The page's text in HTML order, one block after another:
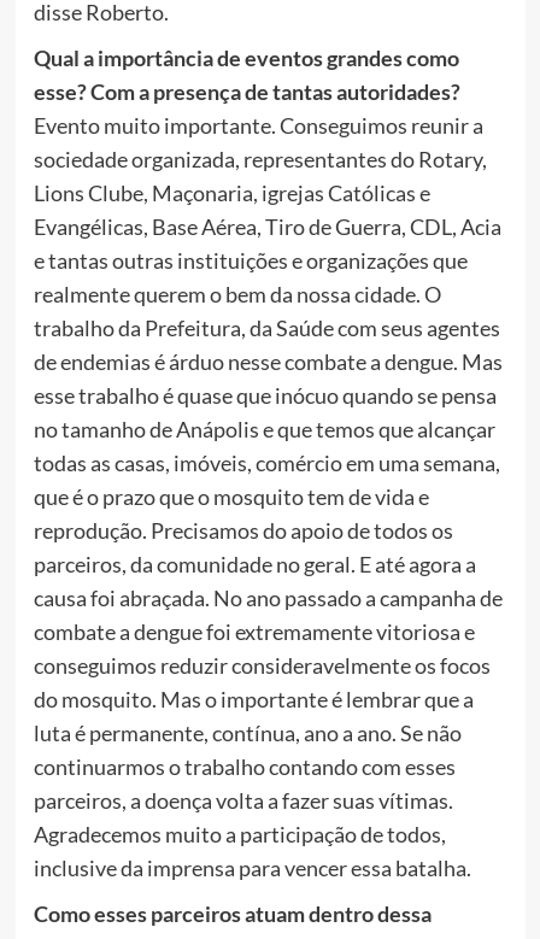
disse Roberto.
Qual a importância de eventos grandes como
esse? Com a presença de tantas autoridades?
Evento muito importante. Conseguimos reunir a
sociedade organizada, representantes do Rotary,
Lions Clube, Maçonaria, igrejas Católicas e
Evangélicas, Base Aérea, Tiro de Guerra, CDL, Acia
e tantas outras instituições e organizações que
realmente querem o bem da nossa cidade. O
trabalho da Prefeitura, da Saúde com seus agentes
de endemias é árduo nesse combate a dengue. Mas
esse trabalho é quase que inócuo quando se pensa
no tamanho de Anápolis e que temos que alcançar
todas as casas, imóveis, comércio em uma semana,
que é o prazo que o mosquito tem de vida e
reprodução. Precisamos do apoio de todos os
parceiros, da comunidade no geral. E até agora a
causa foi abraçada. No ano passado a campanha de
combate a dengue foi extremamente vitoriosa e
conseguimos reduzir consideravelmente os focos
do mosquito. Mas o importante é lembrar que a
luta é permanente, contínua, ano a ano. Se não
continuarmos o trabalho contando com esses
parceiros, a doença volta a fazer suas vítimas.
Agradecemos muito a participação de todos,
inclusive da imprensa para vencer essa batalha.
Como esses parceiros atuam dentro dessa